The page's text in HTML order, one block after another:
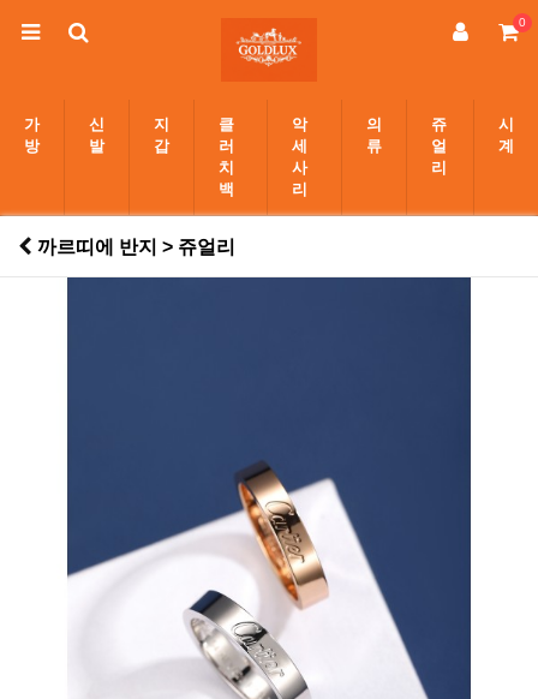
0
가
방
신
발
지
갑
클
러
치
백
악
세
사
리
의
류
쥬
얼
리
시
계
까르띠에 반지 > 쥬얼리